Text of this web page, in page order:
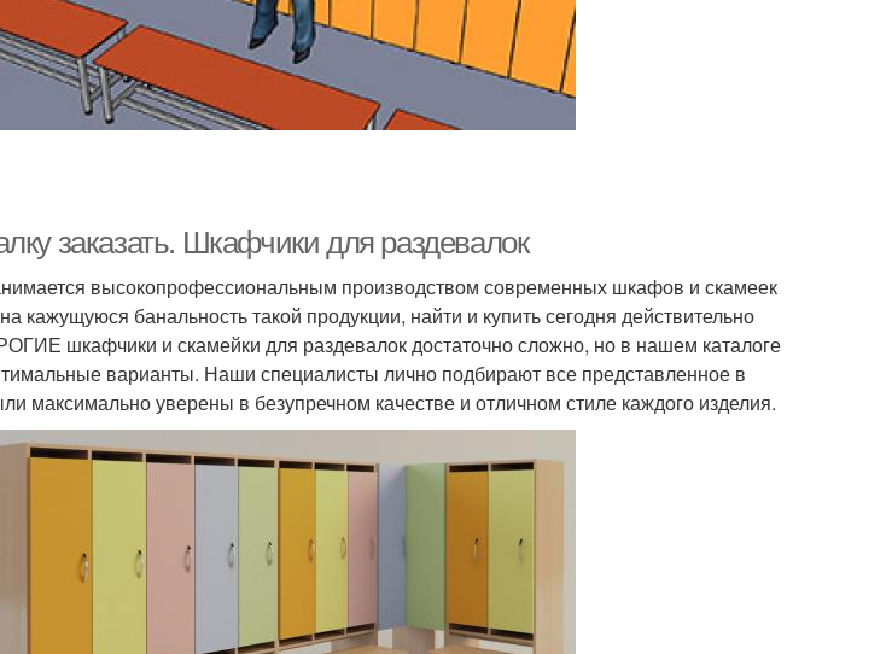
заказать. Шкафчики для раздевалок
высокопрофессиональным производством современных шкафов и скамеек
кажущуюся банальность такой продукции, найти и купить сегодня действительно
шкафчики и скамейки для раздевалок достаточно сложно, но в нашем каталоге
варианты. Наши специалисты лично подбирают все представленное в
максимально уверены в безупречном качестве и отличном стиле каждого изделия.